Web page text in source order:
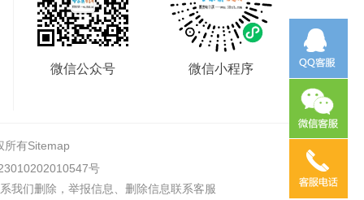
微信公众号 微信小程序
所有Sitemap
号
我们删除，举报信息、删除信息联系客服